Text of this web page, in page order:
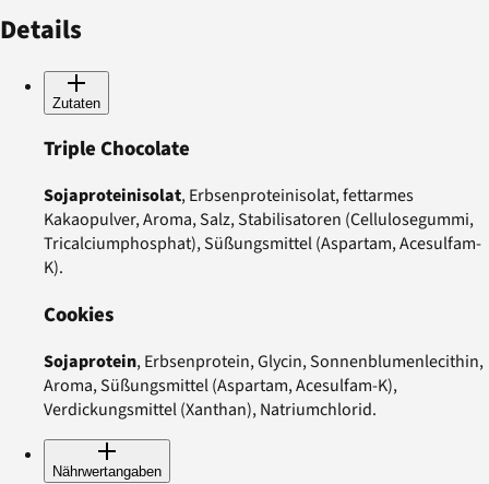
Details
Zutaten
Triple Chocolate
Sojaproteinisolat, Erbsenproteinisolat, fettarmes
Kakaopulver, Aroma, Salz, Stabilisatoren (Cellulosegummi,
Tricalciumphosphat), Süßungsmittel (Aspartam, Acesulfam-
K).
Cookies
Sojaprotein, Erbsenprotein, Glycin, Sonnenblumenlecithin,
Aroma, Süßungsmittel (Aspartam, Acesulfam-K),
Verdickungsmittel (Xanthan), Natriumchlorid.
Nährwertangaben